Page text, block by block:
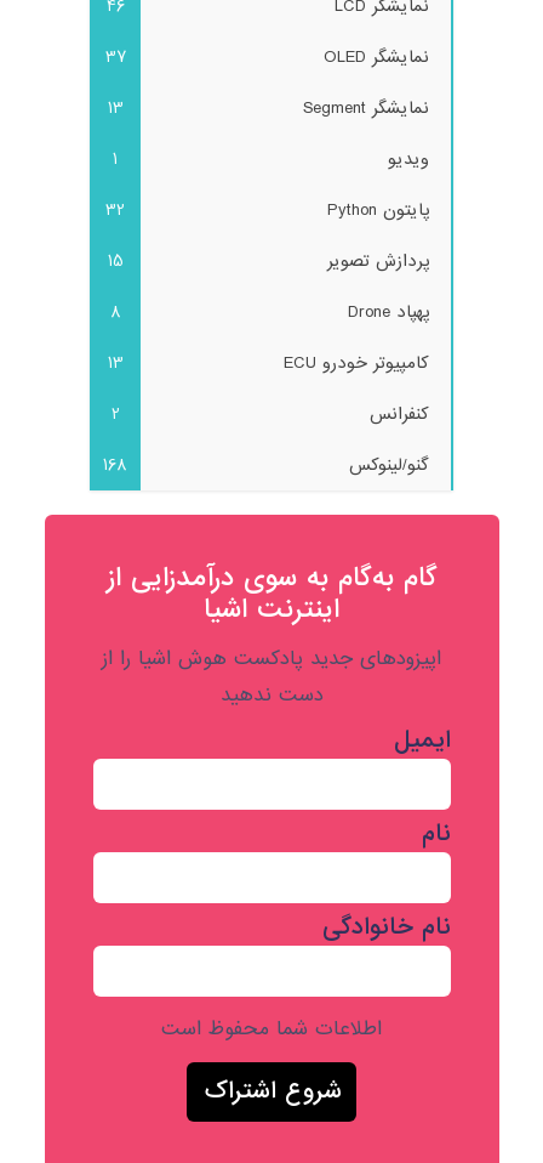
نمایشگر LCD
46
نمایشگر OLED
37
نمایشگر Segment
13
ویدیو
1
پایتون Python
32
پردازش تصویر
15
پهپاد Drone
8
کامپیوتر خودرو ECU
13
کنفرانس
2
گنو/لینوکس
168
گام به‌گام به‌ سوی درآمدزایی از
اینترنت اشیا
اپیزودهای جدید پادکست هوش اشیا را از
دست ندهید
ایمیل
نام
نام خانوادگی
اطلاعات شما محفوظ است